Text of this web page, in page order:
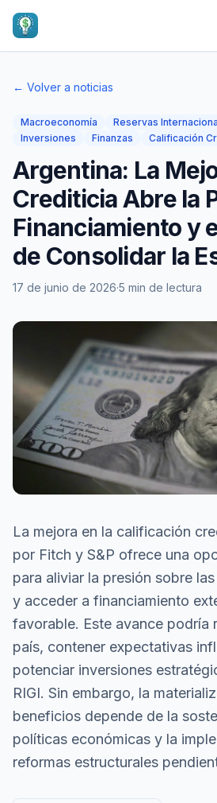
← Volver a noticias
Macroeconomía Reservas
Inversiones
Finanzas Calificación
Argentina: La
Crediticia Abre la
Financiamiento y
de Consolidar la
17 de junio de 2026·5 min de lectura
La mejora en la calificación
por Fitch y S&P ofrece una
para aliviar la presión sobre
y acceder a financiamiento
favorable. Este avance podría
país, contener expectativas
potenciar inversiones
RIGI. Sin embargo, la
beneficios depende de la
políticas económicas y la
reformas estructurales